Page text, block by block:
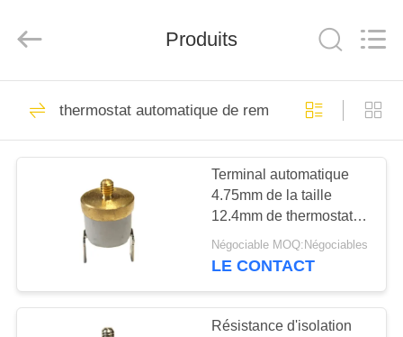
MAISON
PRODUITS
VIDÉOS
SHOW
Co.,Ltd.
thermostat ksd301
thermostat
47
Produits
thermostat automatique de remise
Terminal automatique
4.75mm de la taille
12.4mm de thermostat
de remise de T24-RR2-
CB 0,187 pouces
Négociable MOQ:Négociables
LE CONTACT
Résistance d'isolation